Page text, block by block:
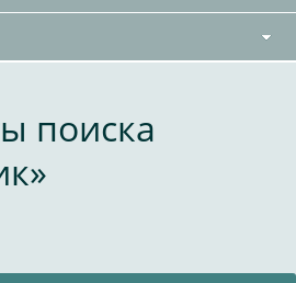
поиска